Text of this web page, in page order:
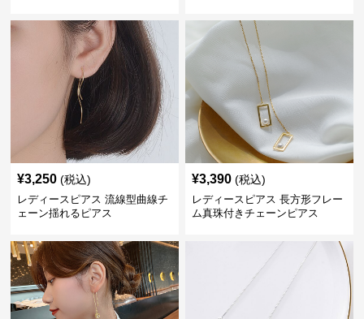
¥3,250 (税込)
レディースピアス 流線型曲線チ
ェーン揺れるピアス
¥3,390 (税込)
レディースピアス 長方形フレー
ム真珠付きチェーンピアス